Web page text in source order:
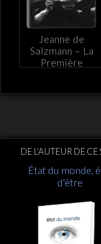
Jeanne de
Salzmann – La
Première
DE L’AUTEUR DE CE
État du monde,
d'être